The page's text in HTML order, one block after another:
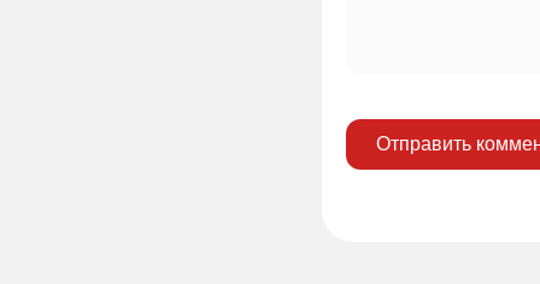
Отправить